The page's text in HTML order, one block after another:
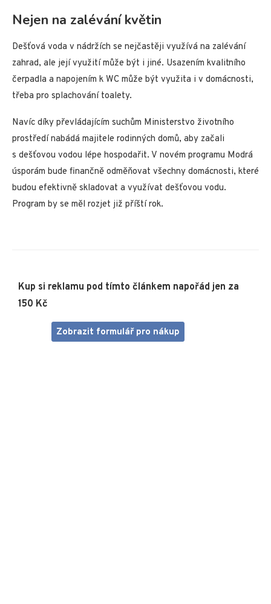
Nejen na zalévání květin
Dešťová voda v nádržích se nejčastěji využívá na zalévání
zahrad, ale její využití může být i jiné. Usazením kvalitního
čerpadla a napojením k WC může být využita i v domácnosti,
třeba pro splachování toalety.
Navíc díky převládajícím suchům Ministerstvo životního
prostředí nabádá majitele rodinných domů, aby začali
s dešťovou vodou lépe hospodařit. V novém programu Modrá
úsporám bude finančně odměňovat všechny domácnosti, které
budou efektivně skladovat a využívat dešťovou vodu.
Program by se měl rozjet již příští rok.
Kup si reklamu pod tímto článkem napořád jen za
150 Kč
Zobrazit formulář pro nákup